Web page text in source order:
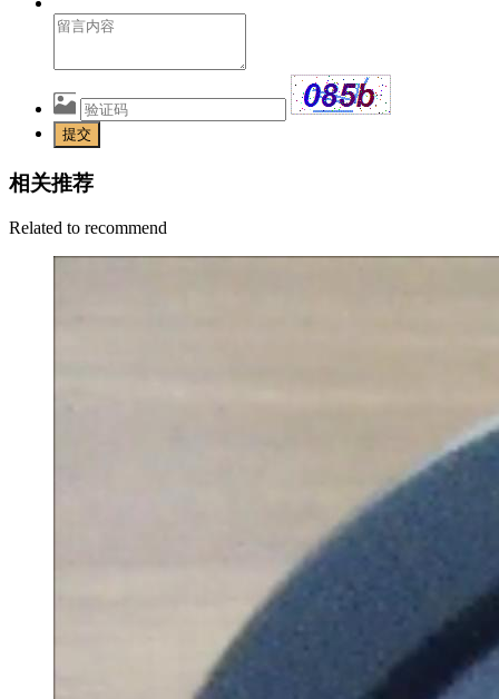
提交
相关推荐
Related to recommend